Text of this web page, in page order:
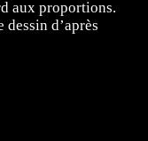
aux proportions.
dessin d’après